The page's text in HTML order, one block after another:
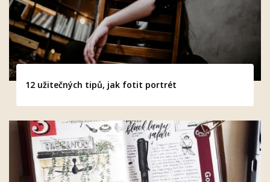
12 užitečných tipů, jak fotit portrét